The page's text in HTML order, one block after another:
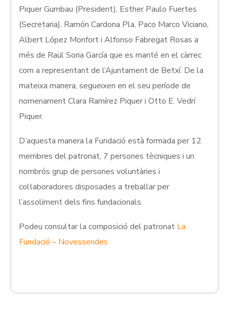
Piquer Gumbau (President), Esther Paulo Fuertes
(Secretaria), Ramón Cardona Pla, Paco Marco Viciano,
Albert López Monfort i Alfonso Fabregat Rosas a
més de Raül Soria García que es manté en el càrrec
com a representant de l’Ajuntament de Betxí. De la
mateixa manera, segueixen en el seu període de
nomenament Clara Ramírez Piquer i Otto E. Vedrí
Piquer.
D’aquesta manera la Fundació està formada per 12
membres del patronat, 7 persones tècniques i un
nombrós grup de persones voluntàries i
col·laboradores disposades a treballar per
l’assoliment dels fins fundacionals.
Podeu consultar la composició del patronat La
Fundació – Novessendes